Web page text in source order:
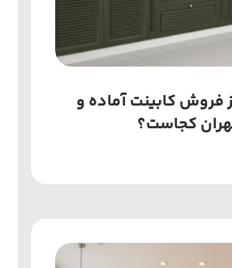
فروش کابینت آماده و
کجاست؟